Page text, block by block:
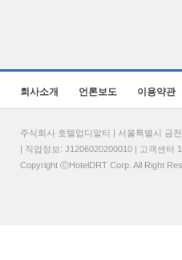
회사소개 언론보도 이용약관
주식회사 호텔업디알티 | 서울특별시 금
| 직업정보: J1206020200010 | 고객센터
Copyright ⓒHotelDRT Corp. All Right